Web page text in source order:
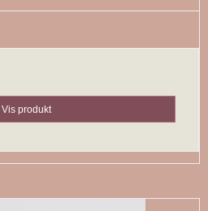
Vis produkt